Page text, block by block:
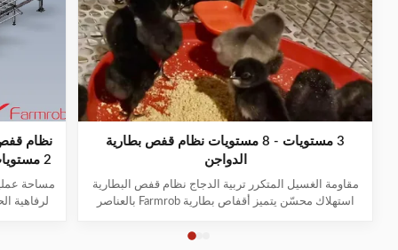
3 مستويات - 8 مستويات نظام قفص بطارية
الدواجن
مقاومة الغسيل المتكرر تربية الدجاج نظام قفص البطارية
استهلاك محسّن يتميز أقفاص بطارية Farmrob بالعناصر
نظام قفص
2 مستويات الحيوانات الصديقة قفص خالية من H
مساحة
لرفاهية